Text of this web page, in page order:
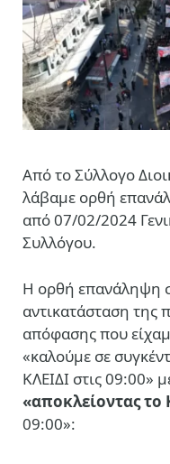
Από το Σύλλογο
λάβαμε ορθή
από 07/02/2024
Συλλόγου.
Η ορθή επανάληψη
αντικατάσταση της
απόφασης που
«καλούμε σε
ΚΛΕΙΔΙ στις 09:00»
«αποκλείοντας το
09:00»: